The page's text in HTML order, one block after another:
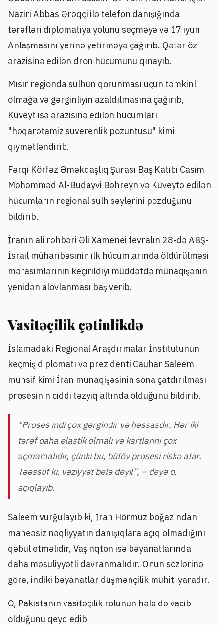
Naziri Abbas Ərəqçi ilə telefon danışığında
tərəfləri diplomatiya yolunu seçməyə və 17 iyun
Anlaşmasını yerinə yetirməyə çağırıb. Qətər öz
ərazisinə edilən dron hücumunu qınayıb.
Mısır regionda sülhün qorunması üçün təmkinli
olmağa və gərginliyin azaldılmasına çağırıb,
Küveyt isə ərazisinə edilən hücumları
"həqarətamiz suverenlik pozuntusu" kimi
qiymətləndirib.
Fərqi Körfəz Əməkdaşlıq Şurası Baş Katibi Casim
Məhəmməd Al-Budayvi Bəhreyn və Küveytə edilən
hücumların regional sülh səylərini pozduğunu
bildirib.
İranın ali rəhbəri Əli Xamenei fevralın 28-də ABŞ-
İsrail müharibəsinin ilk hücumlarında öldürülməsi
mərasimlərinin keçirildiyi müddətdə münaqişənin
yenidən alovlanması baş verib.
Vasitəçilik çətinlikdə
İslamadakı Regional Araşdırmalar İnstitutunun
keçmiş diplomatı və prezidenti Cauhar Saleem
münsif kimi İran münaqişəsinin sona çatdırılması
prosesinin ciddi təzyiq altında olduğunu bildirib.
“Proses indi çox gərgindir və həssasdır. Hər iki
tərəf daha elastik olmalı və kartlarını çox
açmamalıdır, çünki bu, bütöv prosesi riskə atar.
Təəssüf ki, vəziyyət belə deyil”, – deyə o,
açıqlayıb.
Saleem vurğulayıb ki, İran Hörmüz boğazından
maneəsiz nəqliyyatın danışıqlara açıq olmadığını
qəbul etməlidir, Vaşinqton isə bəyanatlarında
daha məsuliyyətli davranmalıdır. Onun sözlərinə
görə, indiki bəyanatlar düşmənçilik mühiti yaradır.
O, Pakistanın vasitəçilik rolunun hələ də vacib
olduğunu qeyd edib.